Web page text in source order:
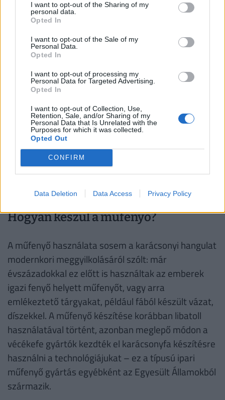
I want to opt-out of the Sharing of my
personal data.
Opted In
I want to opt-out of the Sale of my
Personal Data.
Opted In
I want to opt-out of processing my
Personal Data for Targeted Advertising.
Opted In
I want to opt-out of Collection, Use,
Retention, Sale, and/or Sharing of my
Personal Data that Is Unrelated with the
Purposes for which it was collected.
Opted Out
CONFIRM
Data Deletion Data Access Privacy Policy
minőségi, élethű műfenyő is, amit az avatatlan
megkülönböztetni az igazi fától.
a fehér műfenyő is, ez elmúlt évek színes
karácsonyfa trendje megszűnni látszik: egyre
kevesebb a piros, kék, rózsaszín, vagy éppen
aranyszínű karácsonyfa, viszont sokan nem is
konkrét fát vesznek, hanem dekortárgyakból rakják
ki azt. Készíthető egyedi karácsonyfa zöld
üvegekből, lufikból, de hajtogatott papírból is – csak
a fantáziánk szabja a határokat.
Hogyan készül a műfenyő?
A műfenyő használata sosem a karácsonyi hangulat
modernkori meggyilkolásáról szólt: már
évszázadokkal ez előtt is használtak az emberek
igazi fenyő helyett műfenyőt, vagy arra
emlékeztető tárgyakat, például fából készült vázat,
díszekkel. A műfenyő készítése korábban libatoll
használatával történt, azonban meglepő módon a
vécékefe gyártók kezdték el karácsonyfa készítésre
használni a technológiájukat – ez a típusú ipari
műfenyő gyártás egyébként az Egyesült Államokból
származik.